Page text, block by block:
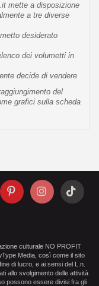
mette a disposizione
a tre diverse
desiderato
dei volumetti in
decide di vendere
del
grafici sulla scheda
culturale NO PROFIT
Media, così come il sito
di lucro, e ai sensi del L.n.
allo svolgimento delle attività
possono essere divisi fra gli